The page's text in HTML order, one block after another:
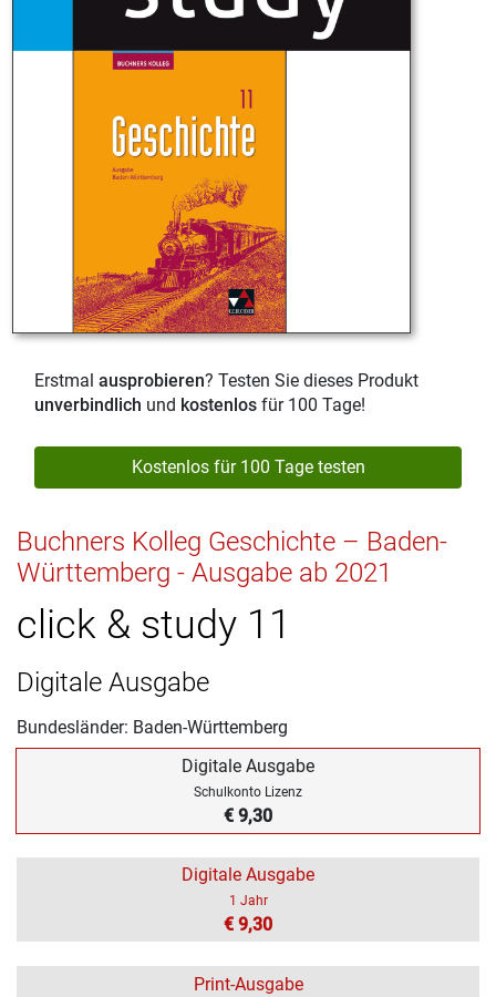
Erstmal ausprobieren? Testen Sie dieses Produkt
unverbindlich und kostenlos für 100 Tage!
Kostenlos für 100 Tage testen
Buchners Kolleg Geschichte – Baden-
Württemberg - Ausgabe ab 2021
click & study 11
Digitale Ausgabe
Bundesländer: Baden-Württemberg
Digitale Ausgabe
Schulkonto Lizenz
€ 9,30
Digitale Ausgabe
1 Jahr
€ 9,30
Print-Ausgabe